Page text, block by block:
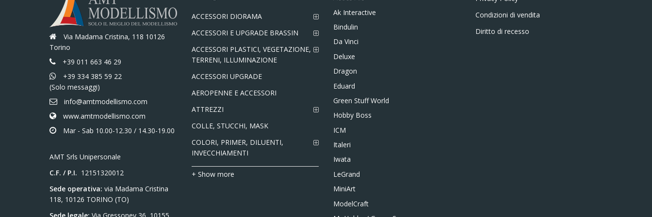
Via Madama Cristina, 118 10126
Torino
+39 011 663 46 29
+39 334 385 59 22
(Solo messaggi)
info@amtmodellismo.com
www.amtmodellismo.com
Mar - Sab 10.00-12.30 / 14.30-19.00
AMT Srls Unipersonale
C.F. / P.I. 12151320012
Sede operativa: via Madama Cristina
118, 10126 TORINO (TO)
ACCESSORI DIORAMA
ACCESSORI E UPGRADE BRASSIN
ACCESSORI PLASTICI, VEGETAZIONE,
TERRENI, ILLUMINAZIONE
ACCESSORI UPGRADE
AEROPENNE E ACCESSORI
ATTREZZI
COLLE, STUCCHI, MASK
COLORI, PRIMER, DILUENTI,
INVECCHIAMENTI
+ Show more
Ak Interactive
Bindulin
Da Vinci
Deluxe
Dragon
Eduard
Green Stuff World
Hobby Boss
ICM
Italeri
Iwata
LeGrand
MiniArt
ModelCraft
Condizioni di vendita
Diritto di recesso